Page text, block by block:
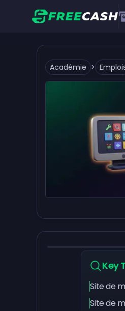
Académie >
Key
Site de
Site de